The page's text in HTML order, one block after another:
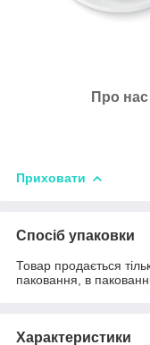
Про нас
Приховати
Спосіб упаковки
Товар продається
паковання, в
Характеристики